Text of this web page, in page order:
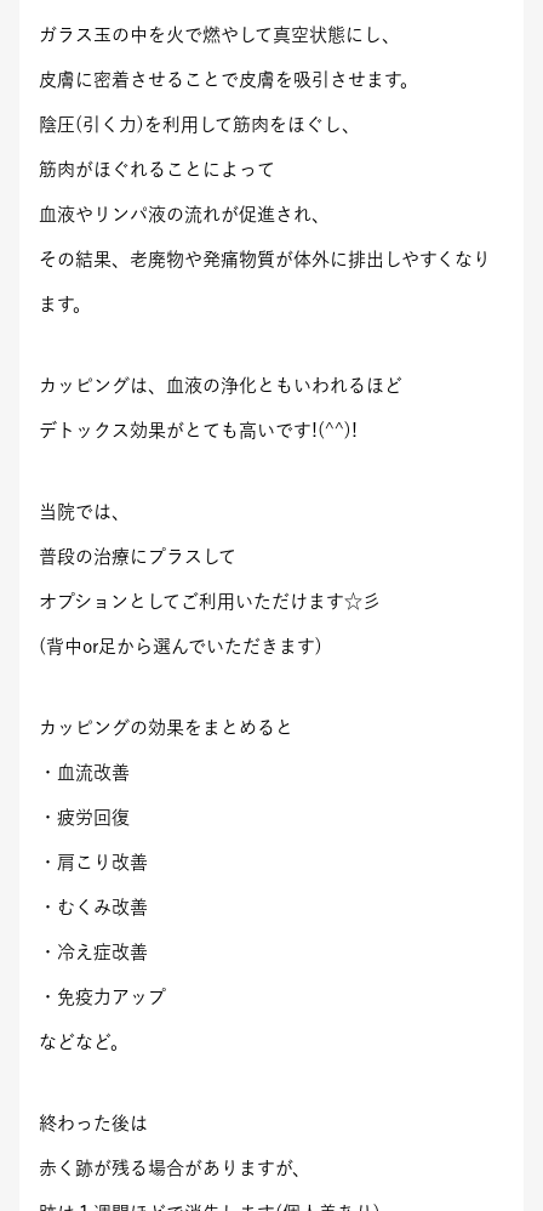
ガラス玉の中を火で燃やして真空状態にし、
皮膚に密着させることで皮膚を吸引させます。
陰圧(引く力)を利用して筋肉をほぐし、
筋肉がほぐれることによって
血液やリンパ液の流れが促進され、
その結果、老廃物や発痛物質が体外に排出しやすくなり
ます。
カッピングは、血液の浄化ともいわれるほど
デトックス効果がとても高いです!(^^)!
当院では、
普段の治療にプラスして
オプションとしてご利用いただけます☆彡
(背中or足から選んでいただきます)
カッピングの効果をまとめると
・血流改善
・疲労回復
・肩こり改善
・むくみ改善
・冷え症改善
・免疫力アップ
などなど。
終わった後は
赤く跡が残る場合がありますが、